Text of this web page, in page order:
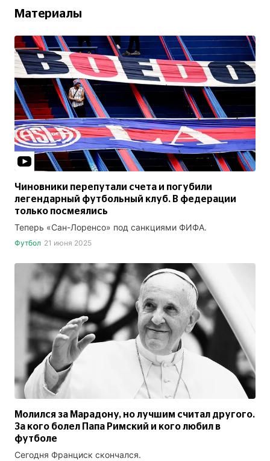
Материалы
Чиновники перепутали счета и погубили
легендарный футбольный клуб. В федерации
только посмеялись
Теперь «Сан-Лоренсо» под санкциями ФИФА.
Футбол 21 июня 2025
Молился за Марадону, но лучшим считал другого.
За кого болел Папа Римский и кого любил в
футболе
Сегодня Франциск скончался.